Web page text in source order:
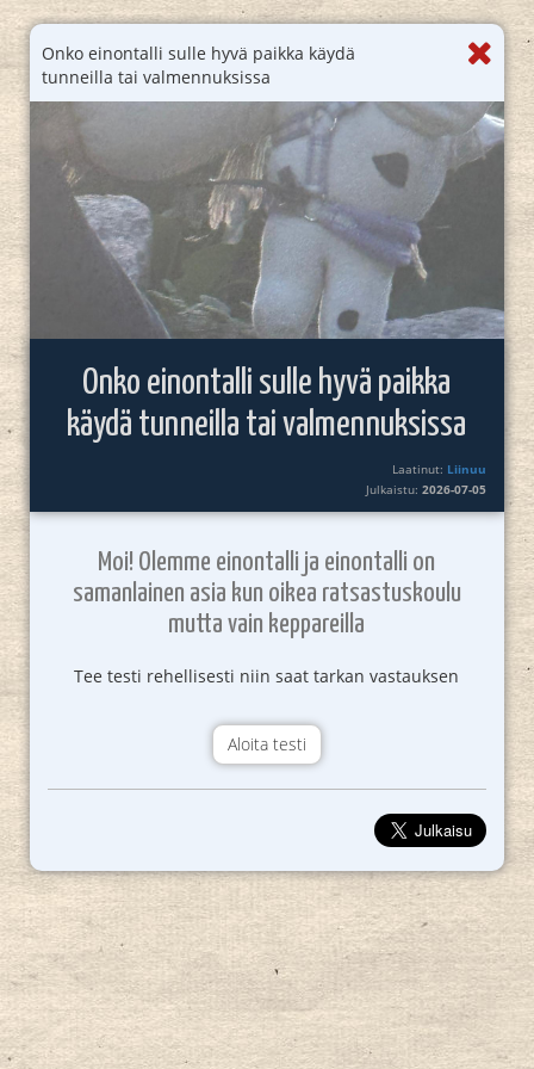
Onko einontalli sulle hyvä paikka käydä
tunneilla tai valmennuksissa
Onko einontalli sulle hyvä paikka
käydä tunneilla tai valmennuksissa
Laatinut: Liinuu
Julkaistu:2026-07-05
Moi! Olemme einontalli ja einontalli on
samanlainen asia kun oikea ratsastuskoulu
mutta vain keppareilla
Tee testi rehellisesti niin saat tarkan vastauksen
Aloita testi